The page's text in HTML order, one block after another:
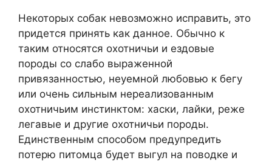
Некоторых собак невозможно исправить, это
придется принять как данное. Обычно к
таким относятся охотничьи и ездовые
породы со слабо выраженной
привязанностью, неуемной любовью к бегу
или очень сильным нереализованным
охотничьим инстинктом: хаски, лайки, реже
легавые и другие охотничьи породы.
Единственным способом предупредить
потерю питомца будет выгул на поводке и